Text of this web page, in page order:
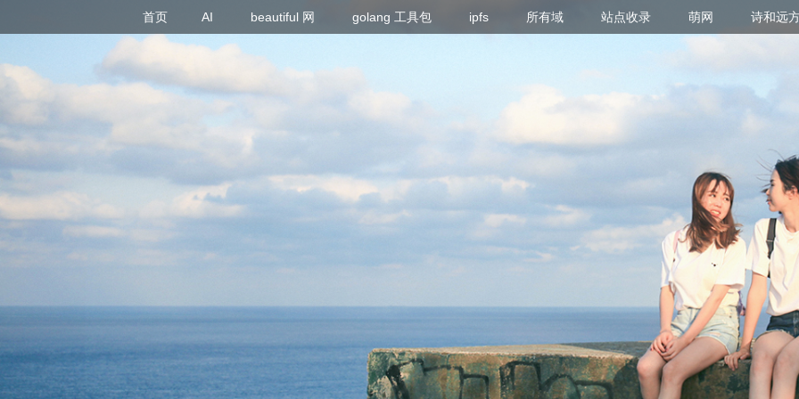
首页 AI beautiful 网 golang 工具包 ipfs 所有域 站点收录 萌网 诗和远